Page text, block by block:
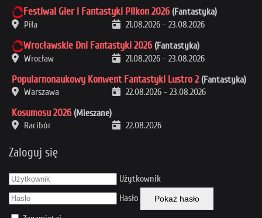
Festiwal Gier i Fantastyki Pilkon 2026 (Fantastyka)
Piła
21.08.2026 - 23.08.2026
Wrocławskie Dni Fantastyki 2026 (Fantastyka)
Wrocław
21.08.2026 - 23.08.2026
Popularnonaukowy Konwent Fantastyki Lustro 2 (Fantastyka)
Warszawa
22.08.2026 - 23.08.2026
Kosumosu 2026 (Mieszane)
Racibór
22.08.2026
Zaloguj się
Użytkownik
Hasło
Pokaż hasło